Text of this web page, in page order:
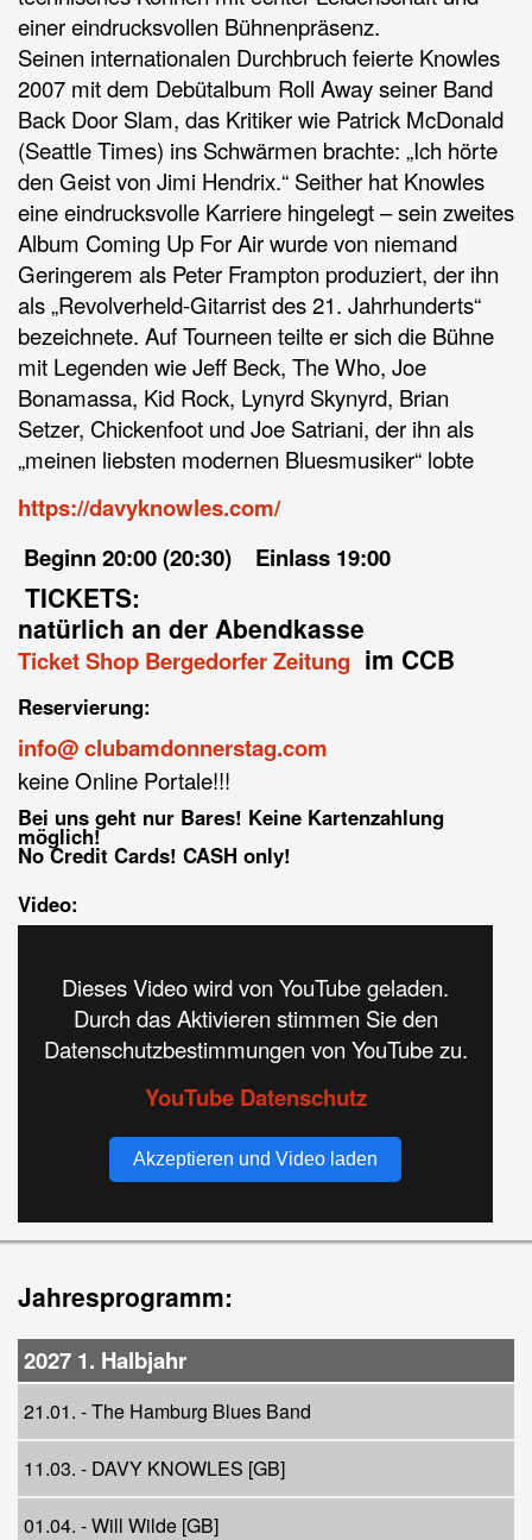
einer eindrucksvollen Bühnenpräsenz.
Seinen internationalen Durchbruch feierte Knowles
2007 mit dem Debütalbum Roll Awayseiner Band
Back Door Slam, das Kritiker wie Patrick McDonald
(Seattle Times) ins Schwärmen brachte: „Ich hörte
den Geist von Jimi Hendrix.“ Seither hat Knowles
eine eindrucksvolle Karriere hingelegt – sein zweites
Album Coming Up For Airwurde von niemand
Geringerem als Peter Frampton produziert, der ihn
als „Revolverheld-Gitarrist des 21. Jahrhunderts“
bezeichnete. Auf Tourneen teilte er sich die Bühne
mit Legenden wieJeff Beck, The Who, Joe
Bonamassa, Kid Rock, Lynyrd Skynyrd, Brian
Setzer, Chickenfoot undJoe Satriani, der ihn als
„meinen liebsten modernen Bluesmusiker“ lobte
https://davyknowles.com/
Beginn 20:00 (20:30) Einlass 19:00
TICKETS:
natürlich an der Abendkasse
Ticket Shop Bergedorfer Zeitung im CCB
Reservierung:
info@ clubamdonnerstag.com
keine Online Portale!!!
Bei uns geht nur Bares! Keine Kartenzahlung
möglich!
No Credit Cards! CASH only!
Video:
Dieses Video wird von YouTube geladen.
Durch das Aktivieren stimmen Sie den
Datenschutzbestimmungen von YouTube zu.
YouTube Datenschutz
Akzeptieren und Video laden
Jahresprogramm:
2027 1. Halbjahr
21.01. - The Hamburg Blues Band
11.03. - DAVY KNOWLES [GB]
01.04. - Will Wilde [GB]